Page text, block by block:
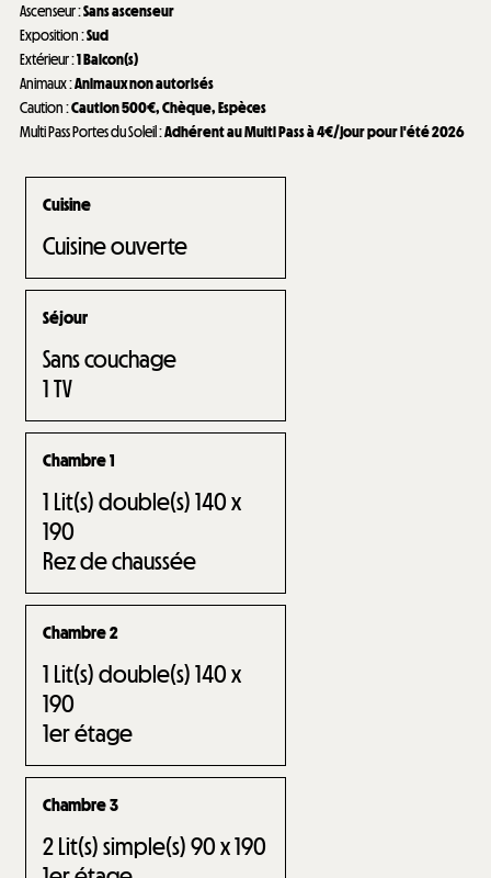
Ascenseur:Sans ascenseur
Exposition:Sud
Extérieur:1Balcon(s)
Animaux:Animaux non autorisés
Caution:Caution500€ Chèque Espèces
Multi Pass Portes du Soleil :Adhérent au Multi Pass à 4€/jour pour l'été 2026
Cuisine
Cuisine ouverte
Séjour
Sans couchage
1TV
Chambre 1
1 Lit(s) double(s) 140 x
190
Rez de chaussée
Chambre 2
1 Lit(s) double(s) 140 x
190
1er étage
Chambre 3
2Lit(s) simple(s) 90 x 190